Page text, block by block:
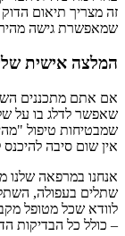
זה מצריך תיאום
שמאפשרת גישה
המלצה אישית
אם אתם מתכננים
שאפשר לדלג בו על
שמבטיחות טיפול
אין שום סיבה
אנחנו במרפאה שלנו
שתלים בעפולה,
לוודא שכל מטופל
– כולל כל הבדיקות